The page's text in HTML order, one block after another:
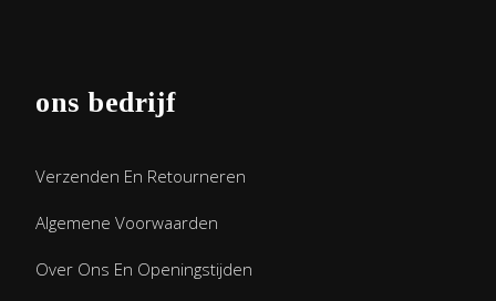
ons bedrijf
Verzenden En Retourneren
Algemene Voorwaarden
Over Ons En Openingstijden